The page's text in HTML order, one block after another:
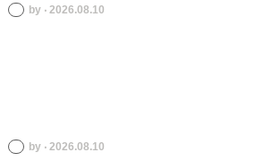
by ‧ 2026.08.10
by ‧ 2026.08.10